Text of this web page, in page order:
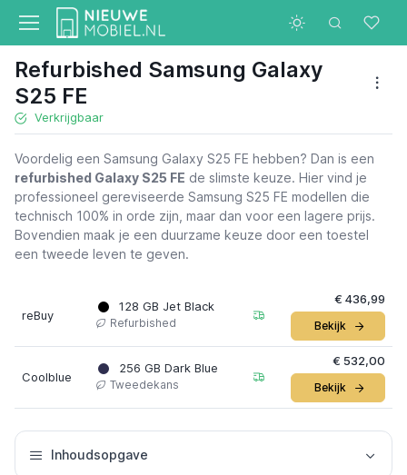
Refurbished Samsung Galaxy
S25 FE
Verkrijgbaar
Voordelig een Samsung Galaxy S25 FE hebben? Dan is een
refurbished Galaxy S25 FE de slimste keuze. Hier vind je
professioneel gereviseerde Samsung S25 FE modellen die
technisch 100% in orde zijn, maar dan voor een lagere prijs.
Bovendien maak je een duurzame keuze door een toestel
een tweede leven te geven.
reBuy
128 GB Jet Black
Refurbished
€ 436,99
Bekijk
Coolblue
256 GB Dark Blue
Tweedekans
€ 532,00
Bekijk
Inhoudsopgave